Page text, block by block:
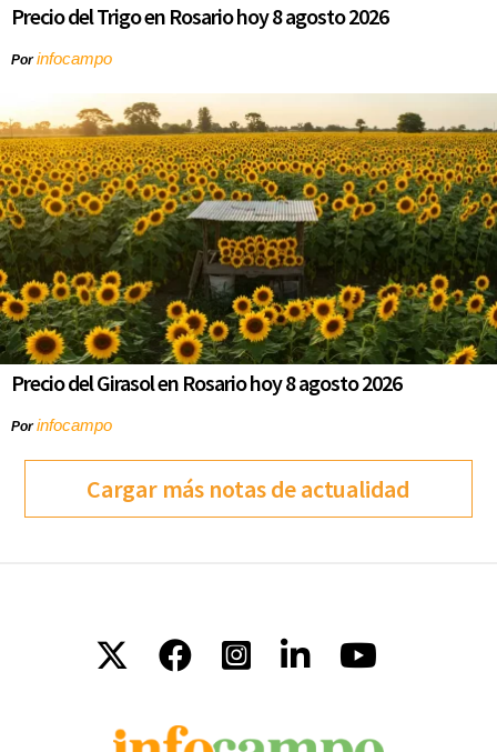
Precio del Trigo en Rosario hoy 8 agosto 2026
Porinfocampo
Precio del Girasol en Rosario hoy 8 agosto 2026
Porinfocampo
Cargar más notas de actualidad